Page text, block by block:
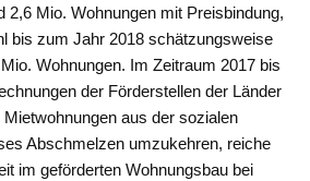
2,6 Mio. Wohnungen mit Preisbindung,
bis zum Jahr 2018 schätzungsweise
Wohnungen. Im Zeitraum 2017 bis
der Förderstellen der Länder
aus der sozialen
Abschmelzen umzukehren, reiche
im geförderten Wohnungsbau bei